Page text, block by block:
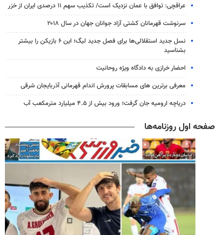
عراقچی: توافق با عمان نزدیک است/ تکذیب سهم ۱۱ درصدی ایران از خزر
سرنوشت قهرمانان کشتی آزاد جوانان جهان در سال ۲۰۱۸
نسل جدید استقلالی‌ها برای فصل جدید لیگ؛ این ۶ بازیکن را بیشتر
بشناسید
احضار خرازی به دادگاه ویژه روحانیت
معرفی برترین های مسابقات پرورش اندام قهرمانی آذربایجان شرقی
دریاچه ارومیه جان گرفت؛ ورود بیش از ۴.۵ میلیارد مترمکعب آب
صفحه اول روزنامه‌ها